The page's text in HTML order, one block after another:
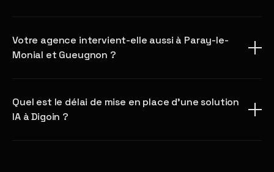
Votre agence intervient-elle aussi à Paray-le-
Monial et Gueugnon ?
Quel est le délai de mise en place d'une solution
IA à Digoin ?